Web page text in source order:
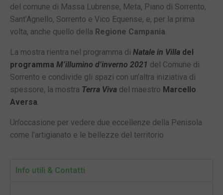
del comune di Massa Lubrense, Meta, Piano di Sorrento,
Sant’Agnello, Sorrento e Vico Equense, e, per la prima
volta, anche quello della Regione Campania.
La mostra rientra nel programma di Natale in Villa del
programma M’illumino d’inverno 2021 del Comune di
Sorrento e condivide gli spazi con un’altra iniziativa di
spessore, la mostra Terra Viva del maestro Marcello
Aversa.
Un’occasione per vedere due eccellenze della Penisola
come l’artigianato e le bellezze del territorio.
Info utili & Contatti